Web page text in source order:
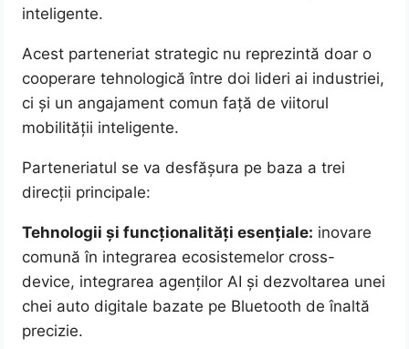
inteligente.
Acest parteneriat strategic nu reprezintă doar o
cooperare tehnologică între doi lideri ai industriei,
ci și un angajament comun față de viitorul
mobilității inteligente.
Parteneriatul se va desfășura pe baza a trei
direcții principale:
Tehnologii și funcționalități esențiale: inovare
comună în integrarea ecosistemelor cross-
device, integrarea agenților AI și dezvoltarea unei
chei auto digitale bazate pe Bluetooth de înaltă
precizie.